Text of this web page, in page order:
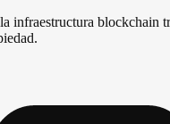
infraestructura blockchain